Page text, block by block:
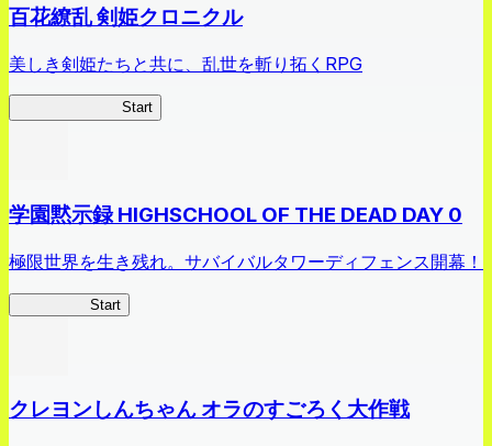
百花繚乱 剣姫クロニクル
美しき剣姫たちと共に、乱世を斬り拓くRPG
Start
学園黙示録 HIGHSCHOOL OF THE DEAD DAY 0
極限世界を生き残れ。サバイバルタワーディフェンス開幕！
Start
クレヨンしんちゃん オラのすごろく大作戦